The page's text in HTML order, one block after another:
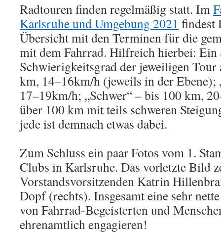
Radtouren finden regelmäßig statt. Im
Karlsruhe und Umgebung 2021 findest
Übersicht mit den Terminen für die
mit dem Fahrrad. Hilfreich hierbei:
Schwierigkeitsgrad der jeweiligen Tour
km, 14–16km/h (jeweils in der
17–19km/h; „Schwer“ – bis 100 km,
über 100 km mit teils schweren
jede ist demnach etwas dabei.
Zum Schluss ein paar Fotos vom 1.
Clubs in Karlsruhe. Das vorletzte Bild
Vorstandsvorsitzenden Katrin
Dopf (rechts). Insgesamt eine sehr
von Fahrrad-Begeisterten und
ehrenamtlich engagieren!